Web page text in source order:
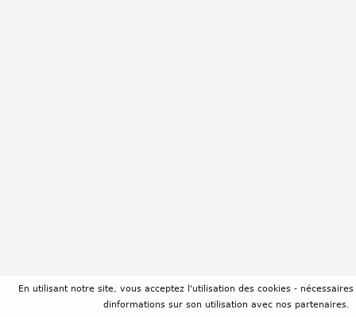
En utilisant notre site, vous acceptez l'utilisation des cookies -
dinformations sur son utilisation avec nos partenaires.